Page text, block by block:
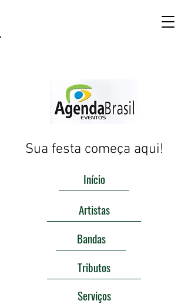
Sua festa começa aqui!
Início
Artistas
Bandas
Tributos
Serviços